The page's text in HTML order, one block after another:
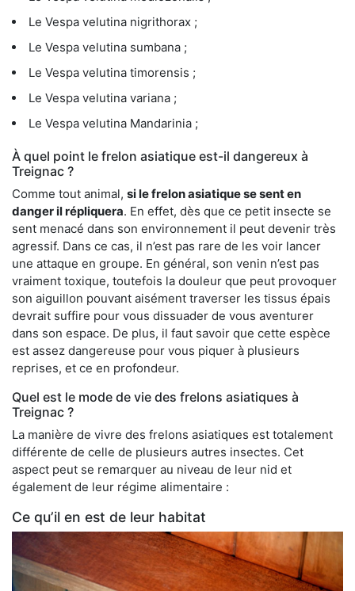
Le Vespa velutina nigrithorax ;
Le Vespa velutina sumbana ;
Le Vespa velutina timorensis ;
Le Vespa velutina variana ;
Le Vespa velutina Mandarinia ;
À quel point le frelon asiatique est-il dangereux à
Treignac ?
Comme tout animal, si le frelon asiatique se sent en
danger il répliquera. En effet, dès que ce petit insecte se
sent menacé dans son environnement il peut devenir très
agressif. Dans ce cas, il n’est pas rare de les voir lancer
une attaque en groupe. En général, son venin n’est pas
vraiment toxique, toutefois la douleur que peut provoquer
son aiguillon pouvant aisément traverser les tissus épais
devrait suffire pour vous dissuader de vous aventurer
dans son espace. De plus, il faut savoir que cette espèce
est assez dangereuse pour vous piquer à plusieurs
reprises, et ce en profondeur.
Quel est le mode de vie des frelons asiatiques à
Treignac ?
La manière de vivre des frelons asiatiques est totalement
différente de celle de plusieurs autres insectes. Cet
aspect peut se remarquer au niveau de leur nid et
également de leur régime alimentaire :
Ce qu’il en est de leur habitat